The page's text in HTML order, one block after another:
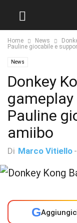
Home News
Pauline giocabile e
News
Donkey
Pauline
amiibo
Di Marco Vitiello -
G